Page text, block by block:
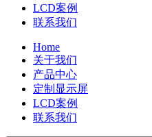
LCD案例
联系我们
Home
关于我们
产品中心
定制显示屏
LCD案例
联系我们